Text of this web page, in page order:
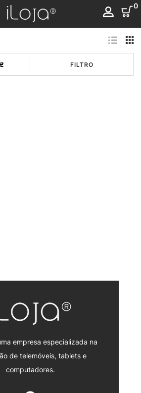
0
FILTRO
empresa especializada na
de telemóveis, tablets e
computadores.